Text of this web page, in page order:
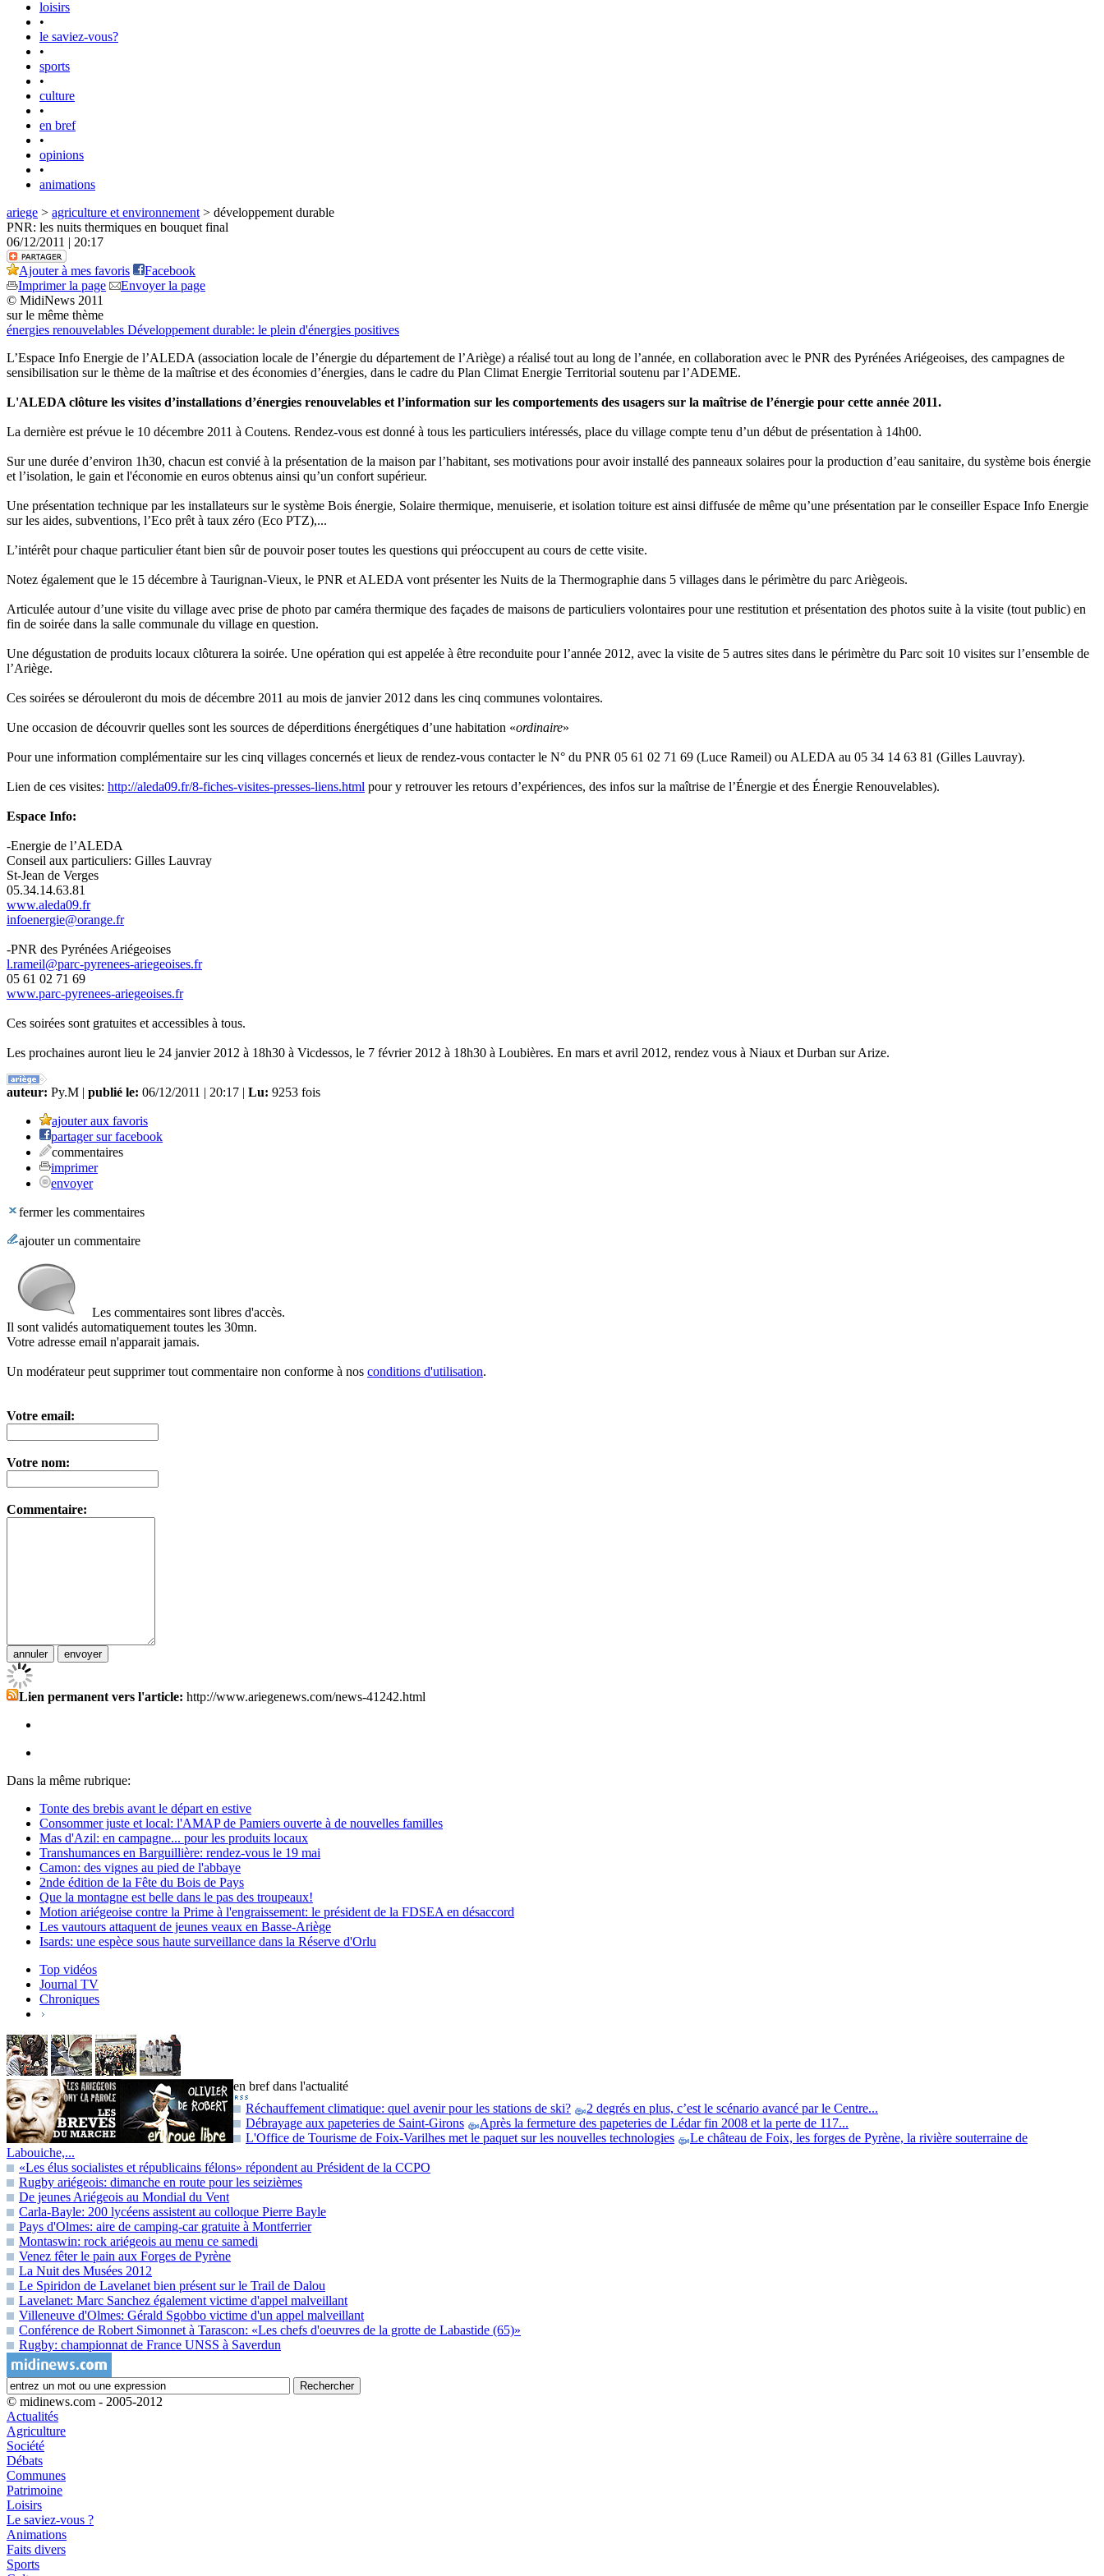
loisirs
•
le saviez-vous?
•
sports
•
culture
•
en bref
•
opinions
•
animations
ariege > agriculture et environnement > développement durable
PNR: les nuits thermiques en bouquet final
06/12/2011 | 20:17
Ajouter à mes favoris
Facebook
Imprimer la page
Envoyer la page
© MidiNews 2011
sur le même thème
énergies renouvelables Développement durable: le plein d'énergies positives
L’Espace Info Energie de l’ALEDA (association locale de l’énergie du département de l’Ariège) a réalisé tout au long de l’année, en collaboration avec le PNR des Pyrénées Ariégeoises, des campagnes de
sensibilisation sur le thème de la maîtrise et des économies d’énergies, dans le cadre du Plan Climat Energie Territorial soutenu par l’ADEME.
L'ALEDA clôture les visites d’installations d’énergies renouvelables et l’information sur les comportements des usagers sur la maîtrise de l’énergie pour cette année 2011.
La dernière est prévue le 10 décembre 2011 à Coutens. Rendez-vous est donné à tous les particuliers intéressés, place du village compte tenu d’un début de présentation à 14h00.
Sur une durée d’environ 1h30, chacun est convié à la présentation de la maison par l’habitant, ses motivations pour avoir installé des panneaux solaires pour la production d’eau sanitaire, du système bois énergie
et l’isolation, le gain et l'économie en euros obtenus ainsi qu’un confort supérieur.
Une présentation technique par les installateurs sur le système Bois énergie, Solaire thermique, menuiserie, et isolation toiture est ainsi diffusée de même qu’une présentation par le conseiller Espace Info Energie
sur les aides, subventions, l’Eco prêt à taux zéro (Eco PTZ),...
L’intérêt pour chaque particulier étant bien sûr de pouvoir poser toutes les questions qui préoccupent au cours de cette visite.
Notez également que le 15 décembre à Taurignan-Vieux, le PNR et ALEDA vont présenter les Nuits de la Thermographie dans 5 villages dans le périmètre du parc Ariègeois.
Articulée autour d’une visite du village avec prise de photo par caméra thermique des façades de maisons de particuliers volontaires pour une restitution et présentation des photos suite à la visite (tout public) en
fin de soirée dans la salle communale du village en question.
Une dégustation de produits locaux clôturera la soirée. Une opération qui est appelée à être reconduite pour l’année 2012, avec la visite de 5 autres sites dans le périmètre du Parc soit 10 visites sur l’ensemble de
l’Ariège.
Ces soirées se dérouleront du mois de décembre 2011 au mois de janvier 2012 dans les cinq communes volontaires.
Une occasion de découvrir quelles sont les sources de déperditions énergétiques d’une habitation «ordinaire»
Pour une information complémentaire sur les cinq villages concernés et lieux de rendez-vous contacter le N° du PNR 05 61 02 71 69 (Luce Rameil) ou ALEDA au 05 34 14 63 81 (Gilles Lauvray).
Lien de ces visites: http://aleda09.fr/8-fiches-visites-presses-liens.html pour y retrouver les retours d’expériences, des infos sur la maîtrise de l’Énergie et des Énergie Renouvelables).
Espace Info:
-Energie de l’ALEDA
Conseil aux particuliers: Gilles Lauvray
St-Jean de Verges
05.34.14.63.81
www.aleda09.fr
infoenergie@orange.fr
-PNR des Pyrénées Ariégeoises
l.rameil@parc-pyrenees-ariegeoises.fr
05 61 02 71 69
www.parc-pyrenees-ariegeoises.fr
Ces soirées sont gratuites et accessibles à tous.
Les prochaines auront lieu le 24 janvier 2012 à 18h30 à Vicdessos, le 7 février 2012 à 18h30 à Loubières. En mars et avril 2012, rendez vous à Niaux et Durban sur Arize.
auteur: Py.M | publié le: 06/12/2011 | 20:17 | Lu: 9253 fois
ajouter aux favoris
partager sur facebook
commentaires
imprimer
envoyer
fermer les commentaires
ajouter un commentaire
Les commentaires sont libres d'accès.
Il sont validés automatiquement toutes les 30mn.
Votre adresse email n'apparait jamais.
Un modérateur peut supprimer tout commentaire non conforme à nos conditions d'utilisation.
Votre email:
Votre nom:
Commentaire:
Lien permanent vers l'article: http://www.ariegenews.com/news-41242.html
Dans la même rubrique:
Tonte des brebis avant le départ en estive
Consommer juste et local: l'AMAP de Pamiers ouverte à de nouvelles familles
Mas d'Azil: en campagne... pour les produits locaux
Transhumances en Barguillière: rendez-vous le 19 mai
Camon: des vignes au pied de l'abbaye
2nde édition de la Fête du Bois de Pays
Que la montagne est belle dans le pas des troupeaux!
Motion ariégeoise contre la Prime à l'engraissement: le président de la FDSEA en désaccord
Les vautours attaquent de jeunes veaux en Basse-Ariège
Isards: une espèce sous haute surveillance dans la Réserve d'Orlu
Top vidéos
Journal TV
Chroniques
en bref dans l'actualité
Réchauffement climatique: quel avenir pour les stations de ski?
2 degrés en plus, c’est le scénario avancé par le Centre...
Débrayage aux papeteries de Saint-Girons
Après la fermeture des papeteries de Lédar fin 2008 et la perte de 117...
L'Office de Tourisme de Foix-Varilhes met le paquet sur les nouvelles technologies
Le château de Foix, les forges de Pyrène, la rivière souterraine de
Labouiche,...
«Les élus socialistes et républicains félons» répondent au Président de la CCPO
Rugby ariégeois: dimanche en route pour les seizièmes
De jeunes Ariégeois au Mondial du Vent
Carla-Bayle: 200 lycéens assistent au colloque Pierre Bayle
Pays d'Olmes: aire de camping-car gratuite à Montferrier
Montaswin: rock ariégeois au menu ce samedi
Venez fêter le pain aux Forges de Pyrène
La Nuit des Musées 2012
Le Spiridon de Lavelanet bien présent sur le Trail de Dalou
Lavelanet: Marc Sanchez également victime d'appel malveillant
Villeneuve d'Olmes: Gérald Sgobbo victime d'un appel malveillant
Conférence de Robert Simonnet à Tarascon: «Les chefs d'oeuvres de la grotte de Labastide (65)»
Rugby: championnat de France UNSS à Saverdun
© midinews.com - 2005-2012
Actualités
Agriculture
Société
Débats
Communes
Patrimoine
Loisirs
Le saviez-vous ?
Animations
Faits divers
Sports